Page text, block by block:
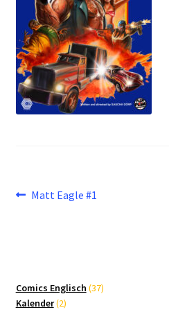
Beitragsnavigation
Vorheriger
Matt Eagle #1
Comics Englisch 3737
Kalender 22